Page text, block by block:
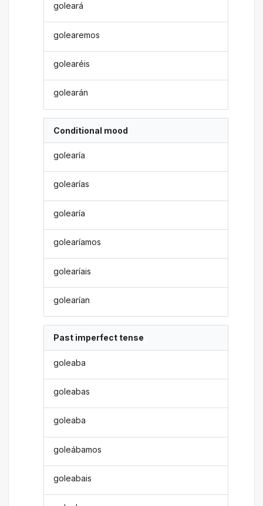
goleará
golearemos
golearéis
golearán
Conditional mood
golearía
golearías
golearía
golearíamos
golearíais
golearían
Past imperfect tense
goleaba
goleabas
goleaba
goleábamos
goleabais